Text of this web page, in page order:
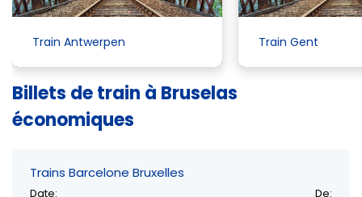
Train Antwerpen Train Gent
Billets de train à Bruselas
économiques
Trains Barcelone Bruxelles
Date: De: